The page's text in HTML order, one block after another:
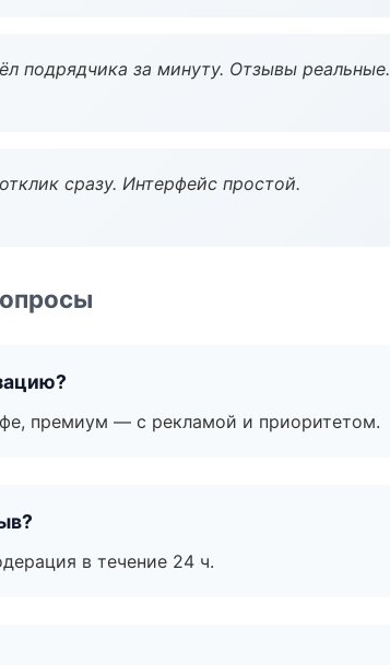
подрядчика за минуту. Отзывы реальные.
сразу. Интерфейс простой.
премиум — с рекламой и приоритетом.
в течение 24 ч.